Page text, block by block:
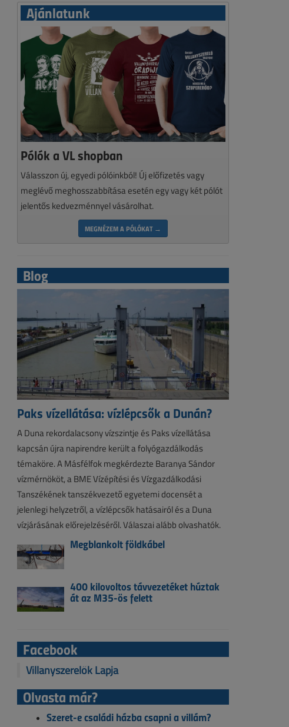
Ajánlatunk
Pólók a VL shopban
Válasszon új, egyedi pólóinkból! Új előfizetés vagy
meglévő meghosszabbítása esetén egy vagy két pólót
jelentős kedvezménnyel vásárolhat.
MEGNÉZEM A PÓLÓKAT →
Blog
Paks vízellátása: vízlépcsők a Dunán?
A Duna rekordalacsony vízszintje és Paks vízellátása
kapcsán újra napirendre került a folyógazdálkodás
témaköre. A Másfélfok megkérdezte Baranya Sándor
vízmérnököt, a BME Vízépítési és Vízgazdálkodási
Tanszékének tanszékvezető egyetemi docensét a
jelenlegi helyzetről, a vízlépcsők hatásairól és a Duna
vízjárásának előrejelzéséről. Válaszai alább olvashatók.
Megblankolt földkábel
400 kilovoltos távvezetéket húztak
át az M35-ös felett
Facebook
Villanyszerelők Lapja
Olvasta már?
Szeret-e családi házba csapni a villám?